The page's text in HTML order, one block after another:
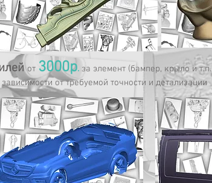
от 3000р. за элемент (бампер, крыло и
оттребуемой точности и детализации